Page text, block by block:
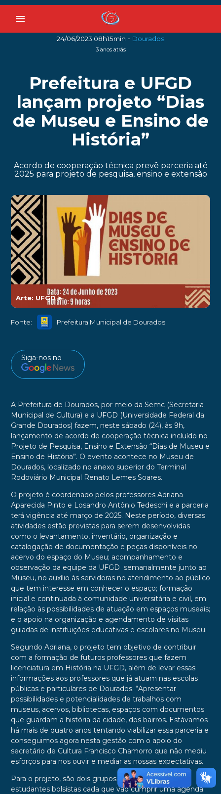
menu
24/06/2023 08h15min - Dourados
3 anos atrás
Prefeitura e UFGD
lançam projeto “Dias
de Museu e Ensino de
História”
Acordo de cooperação técnica prevê parceria até
2025 para projeto de pesquisa, ensino e extensão
Arte: UFGD►
Fonte: Prefeitura Municipal de Dourados
Siga-nos no
A Prefeitura de Dourados, por meio da Semc (Secretaria
Municipal de Cultura) e a UFGD (Universidade Federal da
Grande Dourados) fazem, neste sábado (24), às 9h,
lançamento de acordo de cooperação técnica incluído no
Projeto de Pesquisa, Ensino e Extensão “Dias de Museu e
Ensino de História”. O evento acontece no Museu de
Dourados, localizado no anexo superior do Terminal
Rodoviário Municipal Renato Lemes Soares.
O projeto é coordenado pelos professores Adriana
Aparecida Pinto e Losandro Antônio Tedeschi e a parceria
terá vigência até março de 2025. Neste período, diversas
atividades estão previstas para serem desenvolvidas
como o levantamento, inventário, organização e
catalogação de documentação e peças disponíveis no
acervo do espaço do Museu; acompanhamento e
observação da equipe da UFGD semanalmente junto ao
Museu, no auxílio às servidoras no atendimento ao público
que tem interesse em conhecer o espaço; formação
inicial e continuada à comunidade universitária e civil, em
relação às possibilidades de atuação em espaços museais;
e o apoio na organização e agendamento de visitas
guiadas de instituições educativas e escolares no Museu.
Segundo Adriana, o projeto tem objetivo de contribuir
com a formação de futuros professores que fazem
licenciatura em História na UFGD, além de levar essas
informações aos professores que já atuam nas escolas
públicas e particulares de Dourados. “Apresentar
possibilidades e potencialidades de trabalhos com
museus, acervos, bibliotecas, espaços com documentos
que guardam a história da cidade, dos bairros. Estávamos
há mais de quatro anos tentando viabilizar essa parceria e
conseguimos agora nesta gestão com o apoio do
secretário de Cultura Francisco Chamorro que não mediu
esforços para nos ouvir e mediar as nossas expectativas.
Para o projeto, são dois grupos de trabalho com 15
estudantes bolsistas cada que vão cumprir uma agenda